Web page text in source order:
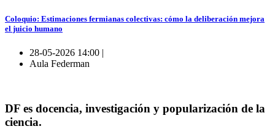
Coloquio: Estimaciones fermianas colectivas: cómo la deliberación mejora
el juicio humano
28-05-2026 14:00 |
Aula Federman
DF es docencia, investigación y popularización de la
ciencia.